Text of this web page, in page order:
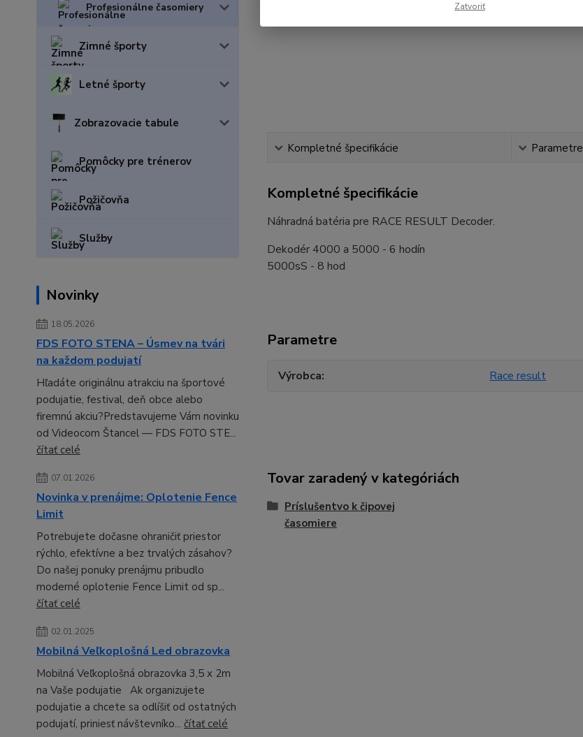
Profesionálne časomiery
Zimné športy
Letné športy
Zobrazovacie tabule
Pomôcky pre trénerov
Požičovňa
Služby
Novinky
18.05.2026
FDS FOTO STENA – Úsmev na tvári
na každom podujatí
Hľadáte originálnu atrakciu na športové
podujatie, festival, deň obce alebo
firemnú akciu?Predstavujeme Vám novinku
od Videocom Štancel — FDS FOTO STE...
čítať celé
07.01.2026
Novinka v prenájme: Oplotenie Fence
Limit
Potrebujete dočasne ohraničiť priestor
rýchlo, efektívne a bez trvalých zásahov?
Do našej ponuky prenájmu pribudlo
moderné oplotenie Fence Limit od sp...
čítať celé
02.01.2025
Mobilná Veľkoplošná Led obrazovka
Mobilná Veľkoplošná obrazovka 3,5 x 2m
na Vaše podujatie Ak organizujete
podujatie a chcete sa odlíšiť od ostatných
podujatí, priniesť návštevníko... čítať celé
Kompletné špecifikácie Parametre
Kompletné špecifikácie
Náhradná batéria pre RACE RESULT Decoder.
Dekodér 4000 a 5000 - 6 hodín
5000sS - 8 hod
Parametre
Výrobca Race result
Tovar zaradený v kategóriách
Príslušentvo k čipovej
časomiere
Zatvoriť